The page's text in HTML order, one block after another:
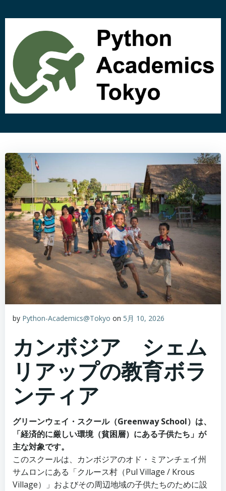
ン
ン
ツ
へ
キ
ッ
プ
by Python-Academics@Tokyo on 5月 10, 2026
カンボジア シェム
リアップの教育ボラ
ンティア
グリーンウェイ・スクール（Greenway School）は、
「経済的に厳しい環境（貧困層）にある子供たち」が
主な対象です。
このスクールは、カンボジアのオド・ミアンチェイ州
サムロンにある「クルース村（Pul Village / Krous
Village）」およびその周辺地域の子供たちのために設